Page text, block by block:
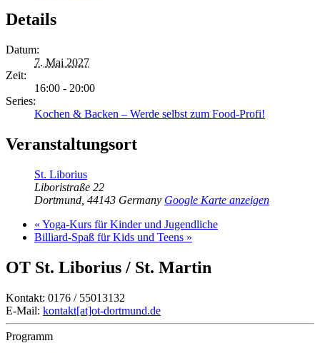
Details
Datum:
7. Mai 2027
Zeit:
16:00 - 20:00
Series:
Kochen & Backen – Werde selbst zum Food-Profi!
Veranstaltungsort
St. Liborius
Liboristraße 22
Dortmund 44143 Germany Google Karte anzeigen
« Yoga-Kurs für Kinder und Jugendliche
Billiard-Spaß für Kids und Teens »
OT St. Liborius / St. Martin
Kontakt: 0176 / 55013132
E-Mail: kontakt[at]ot-dortmund.de
Programm